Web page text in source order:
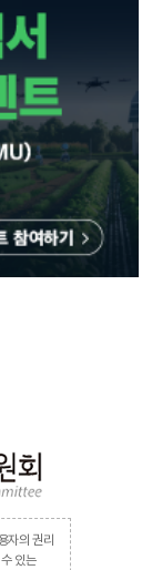
자의 권리
있는